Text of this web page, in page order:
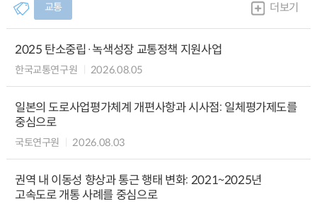
교통 더보기
2025 탄소중립·녹색성장 교통정책 지원사업
한국교통연구원 2026.08.05
일본의 도로사업평가체계 개편사항과 시사점: 일체평가제도를
중심으로
국토연구원 2026.08.03
권역 내 이동성 향상과 통근 행태 변화: 2021~2025년
고속도로 개통 사례를 중심으로